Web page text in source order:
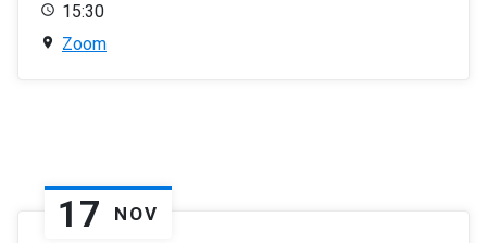
15:30
Zoom
17 NOV